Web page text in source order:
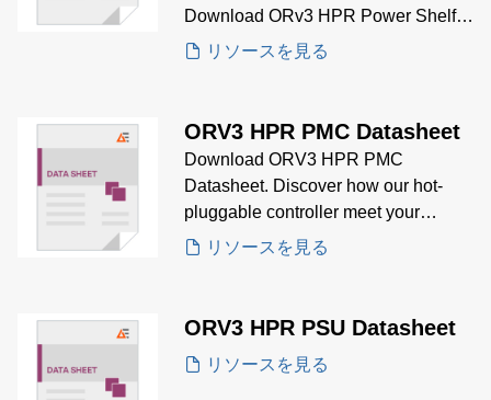
Download ORv3 HPR Power Shelf
Datasheet for details regarding
specifications and ordering
リソースを見る
ORV3 HPR PMC Datasheet
Download ORV3 HPR PMC
Datasheet. Discover how our hot-
pluggable controller meet your
control and monitoring needs.
リソースを見る
ORV3 HPR PSU Datasheet
リソースを見る